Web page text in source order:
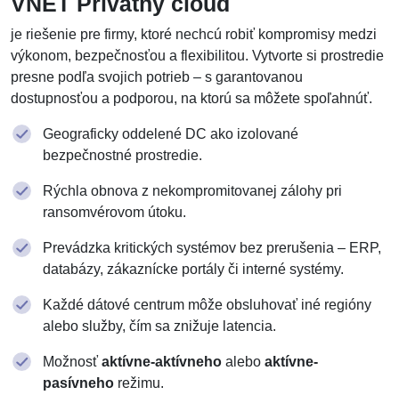
je riešenie pre firmy, ktoré nechcú robiť kompromisy medzi
výkonom, bezpečnosťou a flexibilitou. Vytvorte si prostredie
presne podľa svojich potrieb – s garantovanou
dostupnosťou a podporou, na ktorú sa môžete spoľahnúť.
Geograficky oddelené DC ako izolované
bezpečnostné prostredie.
Rýchla obnova z nekompromitovanej zálohy pri
ransomvérovom útoku.
Prevádzka kritických systémov bez prerušenia – ERP,
databázy, zákaznícke portály či interné systémy.
Každé dátové centrum môže obsluhovať iné regióny
alebo služby, čím sa znižuje latencia.
Možnosť aktívne-aktívneho alebo aktívne-
pasívneho režimu.